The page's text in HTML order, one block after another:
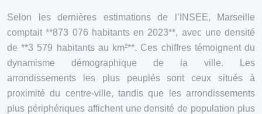
Selon les dernières estimations de l’INSEE, Marseille
comptait **873 076 habitants en 2023**, avec une densité
de **3 579 habitants au km²**. Ces chiffres témoignent du
dynamisme démographique de la ville. Les
arrondissements les plus peuplés sont ceux situés à
proximité du centre-ville, tandis que les arrondissements
plus périphériques affichent une densité de population plus